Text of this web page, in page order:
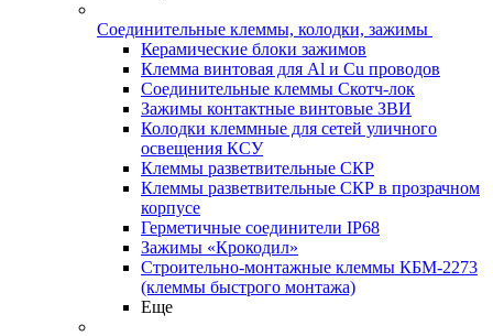
Соединительные клеммы, колодки, зажимы
Керамические блоки зажимов
Клемма винтовая для Al и Cu проводов
Соединительные клеммы Скотч-лок
Зажимы контактные винтовые ЗВИ
Колодки клеммные для сетей уличного
освещения КСУ
Клеммы разветвительные СКР
Клеммы разветвительные СКР в прозрачном
корпусе
Герметичные соединители IP68
Зажимы «Крокодил»
Строительно-монтажные клеммы КБМ-2273
(клеммы быстрого монтажа)
Еще